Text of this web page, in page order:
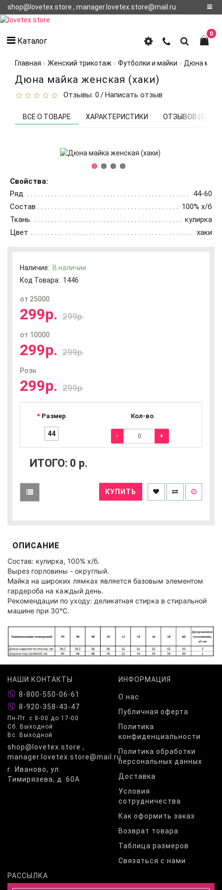
shop@lovetex.store , manager.lovetex.store@mail.ru
О
ДОСТАВКЕ
Каталог
0
Главная Женский трикотаж Футболки и майки Дюна
Дюна майка женская (хаки)
Отзывы: 0 /Написать отзыв
ВСЕ О ТОВАРЕ ХАРАКТЕРИСТИКИ ОТЗЫВОВ (0)
Свойства:
Ряд
44-60
Состав
100% х/б
Ткань
кулирка
Цвет
хаки
Наличие: В наличии
Код Товара: 1446
от 25000
299р. 299р.
от 10000
299р. 299р.
Розн
299р. 299р.
Размер Кол-во
44 - +
ИТОГО: 0 р.
КУПИТЬ
ОПИСАНИЕ
Состав: кулирка, 100% х/б.
Вырез горловины - округлый.
Майка на широких лямках является базовым элементом
гардероба на каждый день.
Рекомендации по уходу: деликатная стирка в стиральной
машине при 30°C.
НАШИ КОНТАКТЫ
8-800-550-06-61
8-920-358-43-47
Пн-Пт. с 8-00 до 17-00
Сб. Выходной
Вс. Выходной
shop@lovetex.store ,
manager.lovetex.store@mail.ru
г. Иваново, ул.
Тимирязева, д. 60А
ИНФОРМАЦИЯ
О нас
Публичная оферта
Политика
конфиденциальности
Политика обработки
персональных данных
Доставка
Условия
сотрудничества
Как оформить заказ
Возврат товара
Таблица размеров
Связаться с нами
РАССЫЛКА